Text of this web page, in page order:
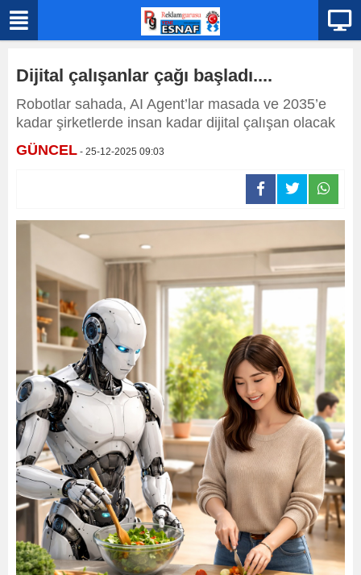
Dijital çalışanlar çağı başladı....
Robotlar sahada, AI Agent’lar masada ve 2035’e
kadar şirketlerde insan kadar dijital çalışan olacak
GÜNCEL - 25-12-2025 09:03